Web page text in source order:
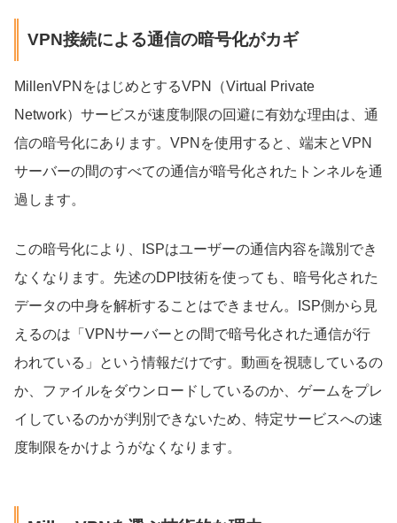
VPN接続による通信の暗号化がカギ
MillenVPNをはじめとするVPN（Virtual Private
Network）サービスが速度制限の回避に有効な理由は、通
信の暗号化にあります。VPNを使用すると、端末とVPN
サーバーの間のすべての通信が暗号化されたトンネルを通
過します。
この暗号化により、ISPはユーザーの通信内容を識別でき
なくなります。先述のDPI技術を使っても、暗号化された
データの中身を解析することはできません。ISP側から見
えるのは「VPNサーバーとの間で暗号化された通信が行
われている」という情報だけです。動画を視聴しているの
か、ファイルをダウンロードしているのか、ゲームをプレ
イしているのかが判別できないため、特定サービスへの速
度制限をかけようがなくなります。